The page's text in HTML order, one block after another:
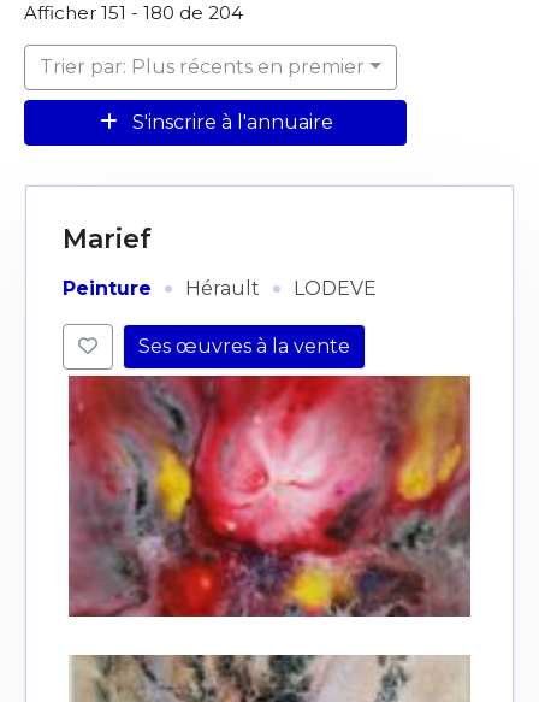
Afficher 151 - 180 de 204
Trier par: Plus récents en premier
S'inscrire à l'annuaire
Marief
Peinture · Hérault · LODEVE
Ses œuvres à la vente